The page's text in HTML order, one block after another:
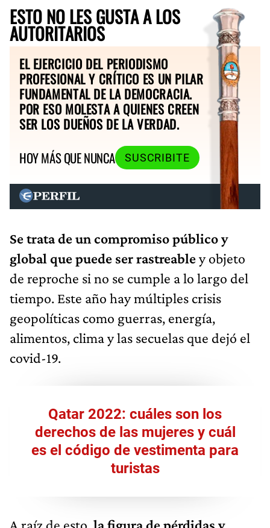
ESTO NO LES GUSTA A LOS
AUTORITARIOS
EL EJERCICIO DEL PERIODISMO
PROFESIONAL Y CRÍTICO ES UN PILAR
FUNDAMENTAL DE LA DEMOCRACIA.
POR ESO MOLESTA A QUIENES CREEN
SER LOS DUEÑOS DE LA VERDAD.
HOY MÁS QUE NUNCA
SUSCRIBITE
Se trata de un compromiso público y
global que puede ser rastreabley objeto
de reproche si no se cumple a lo largo del
tiempo. Este año hay múltiples crisis
geopolíticas como guerras, energía,
alimentos, clima y las secuelas que dejó el
covid-19.
Qatar 2022: cuáles son los
derechos de las mujeres y cuál
es el código de vestimenta para
turistas
A raíz de esto, la figura de pérdidas y